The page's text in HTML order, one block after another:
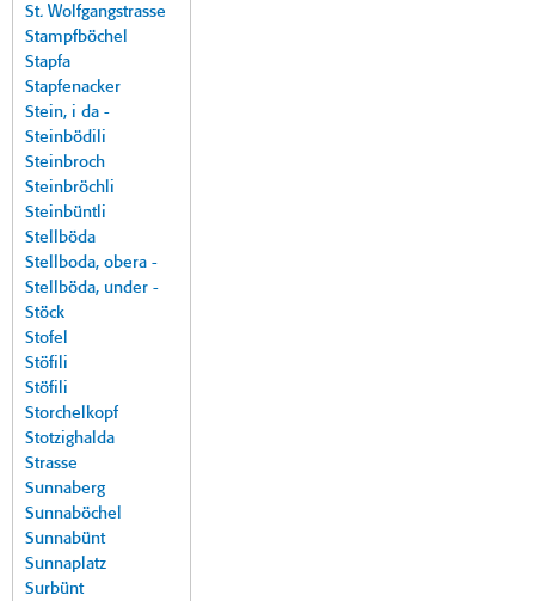
St. Wolfgangstrasse
Stampfböchel
Stapfa
Stapfenacker
Stein, i da -
Steinbödili
Steinbroch
Steinbröchli
Steinbüntli
Stellböda
Stellboda, obera -
Stellböda, under -
Stöck
Stofel
Stöfili
Stöfili
Storchelkopf
Stotzighalda
Strasse
Sunnaberg
Sunnaböchel
Sunnabünt
Sunnaplatz
Surbünt